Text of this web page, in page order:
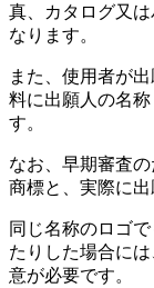
真、カタログ又
なります。
また、使用者が
料に出願人の名
す。
なお、早期審査
商標と、実際に
同じ名称のロゴ
たりした場合に
意が必要です。